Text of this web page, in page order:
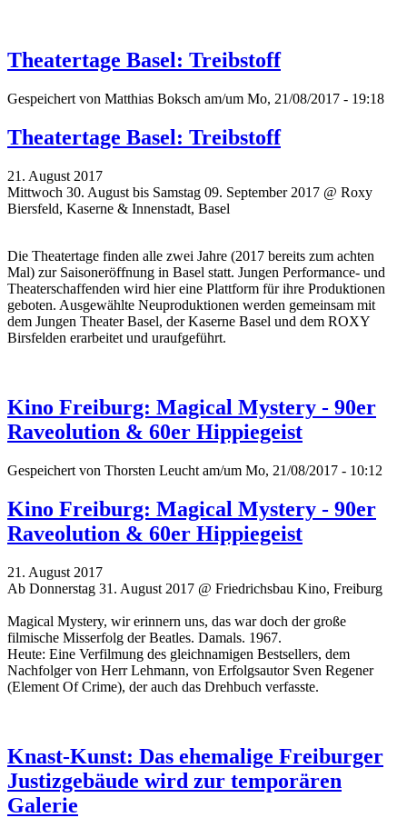
Theatertage Basel: Treibstoff
Gespeichert von Matthias Boksch am/um Mo, 21/08/2017 - 19:18
Theatertage Basel: Treibstoff
21. August 2017
Mittwoch 30. August bis Samstag 09. September 2017 @ Roxy
Biersfeld, Kaserne & Innenstadt, Basel
Die Theatertage finden alle zwei Jahre (2017 bereits zum achten
Mal) zur Saisoneröffnung in Basel statt. Jungen Performance- und
Theaterschaffenden wird hier eine Plattform für ihre Produktionen
geboten. Ausgewählte Neuproduktionen werden gemeinsam mit
dem Jungen Theater Basel, der Kaserne Basel und dem ROXY
Birsfelden erarbeitet und uraufgeführt.
Kino Freiburg: Magical Mystery - 90er
Raveolution & 60er Hippiegeist
Gespeichert von Thorsten Leucht am/um Mo, 21/08/2017 - 10:12
Kino Freiburg: Magical Mystery - 90er
Raveolution & 60er Hippiegeist
21. August 2017
Ab Donnerstag 31. August 2017 @ Friedrichsbau Kino, Freiburg
Magical Mystery, wir erinnern uns, das war doch der große
filmische Misserfolg der Beatles. Damals. 1967.
Heute: Eine Verfilmung des gleichnamigen Bestsellers, dem
Nachfolger von Herr Lehmann, von Erfolgsautor Sven Regener
(Element Of Crime), der auch das Drehbuch verfasste.
Knast-Kunst: Das ehemalige Freiburger
Justizgebäude wird zur temporären
Galerie